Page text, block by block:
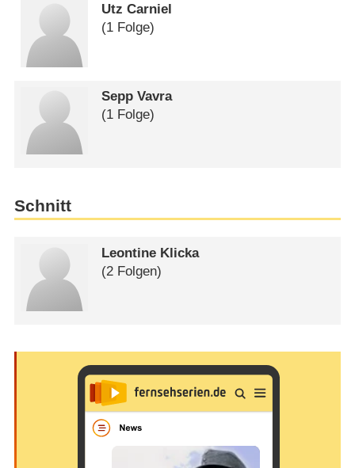
Utz Carniel
(1 Folge)
Sepp Vavra
(1 Folge)
Schnitt
Leontine Klicka
(2 Folgen)